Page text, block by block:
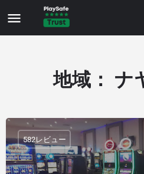
地域： ナ
582レビュー